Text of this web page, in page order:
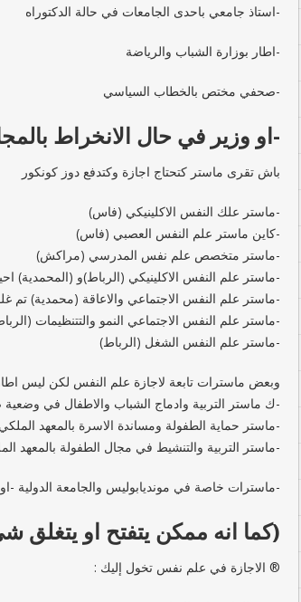
-استاذ جامعي باحدى الجامعات في حالة الدكتوراه
-اطار بوزارة الشباب والرياضة
-صحفي مختص بالخطاب السياسي
-او وزير في حال الانخراط
باش تقرى ماستر كتحتاج اجازة وكتدفع دوز كونكور
-ماستر علك النفس الاكلينيكي (فاس)
-كاين ماستر علم النفس العصبي (فاس)
-ماستر متخصص علم نفس المدرسي (مراكش)
-ماستر علم النفس الاكلينيكي (الرباط)و (المحمدية)
-ماستر علم النفس الاجتماعي والاعاقة (محمدية) تم
-ماستر علم النفس الاجتماعي النمو والتتنظيمات
-ماستر علم النفس الشغل (الرباط)
وبعض ماسترات تابعة لاجازة علم النفس لكن ليس
-ك ماستر التربية وادماج الشباب والاطفال في
-ماستر حماية الطفولة ومساندة الاسرة بالمعهد
-ماستر التربية والتنشيط في مجال الطفولة بالمعهد
-ماسترات خاصة في مونديابوليس والجامعة الدولية
(كما انه ممكن يتفتح او
® الاجازة في علم نفس تخول إليك :